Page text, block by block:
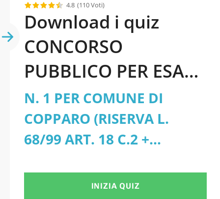
4.8 (110 Voti)
Download i quiz
CONCORSO
PUBBLICO PER ESAMI
PER N. 2
ARCHITETTI/INGEGNE
RI CON
ABILITAZIONE, A
TEMPO PIENO E
N. 1 PER COMUNE DI
COPPARO (RISERVA L.
68/99 ART. 18 C.2 +
RIVA DEL PO (RISERVA
INIZIA QUIZ